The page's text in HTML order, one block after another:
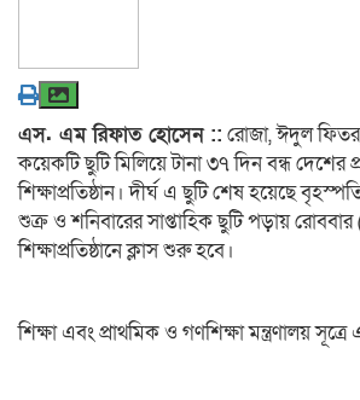
এস. এম রিফাত হোসেন :: রোজা, ঈদুল
কয়েকটি ছুটি মিলিয়ে টানা ৩৭ দিন বন্ধ দেশের
শিক্ষাপ্রতিষ্ঠান। দীর্ঘ এ ছুটি শেষ হয়েছে
শুক্র ও শনিবারের সাপ্তাহিক ছুটি পড়ায়
শিক্ষাপ্রতিষ্ঠানে ক্লাস শুরু হবে।
শিক্ষা এবং প্রাথমিক ও গণশিক্ষা মন্ত্রণালয়